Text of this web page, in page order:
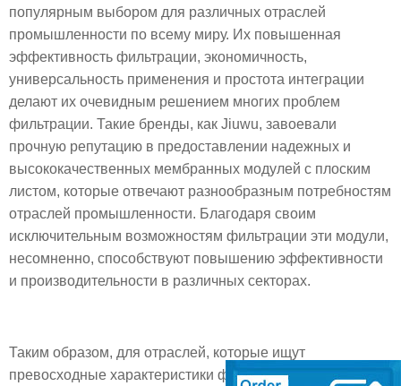
популярным выбором для различных отраслей
промышленности по всему миру. Их повышенная
эффективность фильтрации, экономичность,
универсальность применения и простота интеграции
делают их очевидным решением многих проблем
фильтрации. Такие бренды, как Jiuwu, завоевали
прочную репутацию в предоставлении надежных и
высококачественных мембранных модулей с плоским
листом, которые отвечают разнообразным потребностям
отраслей промышленности. Благодаря своим
исключительным возможностям фильтрации эти модули,
несомненно, способствуют повышению эффективности
и производительности в различных секторах.
Таким образом, для отраслей, которые ищут
превосходные характеристики фильтрации и